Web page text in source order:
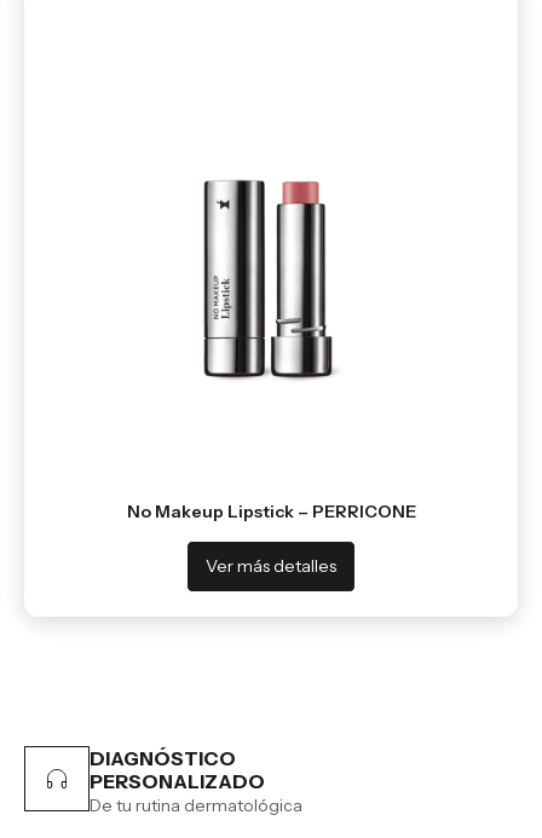
No Makeup Lipstick – PERRICONE
Ver más detalles
DIAGNÓSTICO
PERSONALIZADO
De tu rutina dermatológica